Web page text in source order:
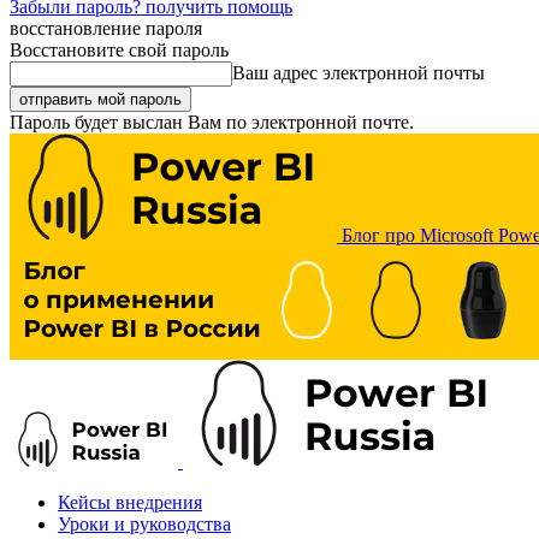
Забыли пароль? получить помощь
восстановление пароля
Восстановите свой пароль
Ваш адрес электронной почты
Пароль будет выслан Вам по электронной почте.
Блог про Microsoft
Кейсы внедрения
Уроки и руководства